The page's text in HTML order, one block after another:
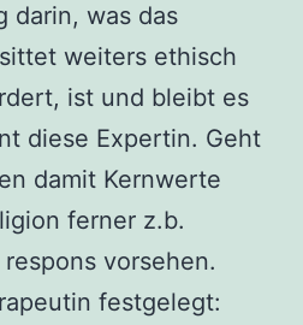
darin, was das
weiters ethisch
ist und bleibt es
diese Expertin. Geht
damit Kernwerte
ferner z.b.
vorsehen.
festgelegt: